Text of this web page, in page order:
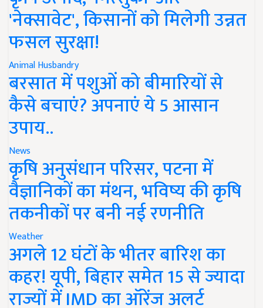
'नेक्सावेट', किसानों को मिलेगी उन्नत
फसल सुरक्षा!
Animal Husbandry
बरसात में पशुओं को बीमारियों से
कैसे बचाएं? अपनाएं ये 5 आसान
उपाय..
News
कृषि अनुसंधान परिसर, पटना में
वैज्ञानिकों का मंथन, भविष्य की कृषि
तकनीकों पर बनी नई रणनीति
Weather
अगले 12 घंटों के भीतर बारिश का
कहर! यूपी, बिहार समेत 15 से ज्यादा
राज्यों में IMD का ऑरेंज अलर्ट